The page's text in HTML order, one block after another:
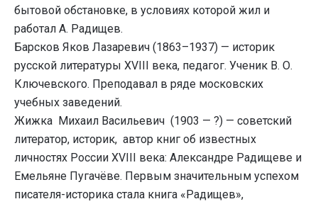
бытовой обстановке, в условиях которой жил и
работал А. Радищев.
Барсков Яков Лазаревич (1863–1937) — историк
русской литературы XVIII века, педагог. Ученик В. О.
Ключевского. Преподавал в ряде московских
учебных заведений.
Жижка Михаил Васильевич (1903 — ?) — советский
литератор, историк, автор книг об известных
личностях России XVIII века: Александре Радищеве и
Емельяне Пугачёве. Первым значительным успехом
писателя-историка стала книга «Радищев»,